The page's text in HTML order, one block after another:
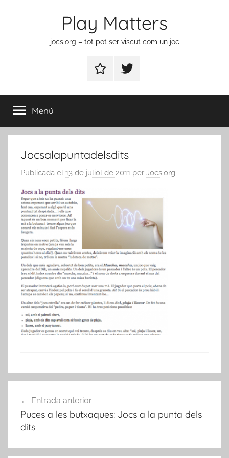
Play Matters
jocs.org – tot pot ser viscut com un joc
ContactarElement
menú
Menú
Jocsalapuntadelsdits
Publicada el 13 de juliol de 2011 per Jocs.org
d'entrades
Entrada anterior
Puces a les butxaques: Jocs a la punta dels
dits